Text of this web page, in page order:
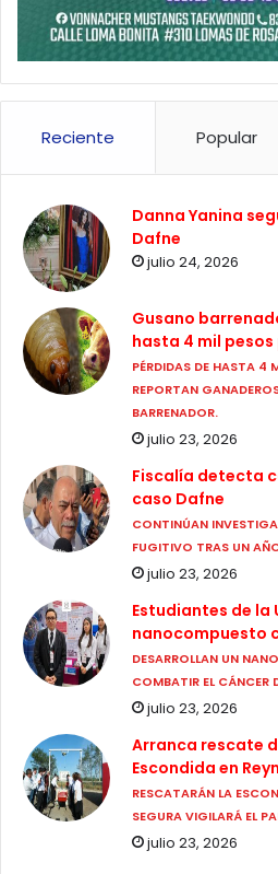
Reciente Popular
Danna Yanina
Dafne
julio 24, 2026
Gusano
hasta 4 mil
PÉRDIDAS DE HASTA 4
REPORTAN
BARRENADOR.
julio 23, 2026
Fiscalía detecta
caso Dafne
CONTINÚAN
FUGITIVO TRAS UN
julio 23, 2026
Estudiantes de la
nanocompuesto
DESARROLLAN UN
COMBATIR EL CÁNCER
julio 23, 2026
Arranca rescate
Escondida en
RESCATARÁN LA
SEGURA VIGILARÁ EL
julio 23, 2026